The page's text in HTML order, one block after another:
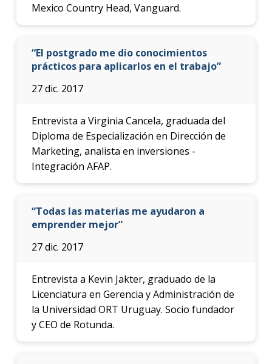
Mexico Country Head, Vanguard.
“El postgrado me dio conocimientos
prácticos para aplicarlos en el trabajo”
27 dic. 2017
Entrevista a Virginia Cancela, graduada del
Diploma de Especialización en Dirección de
Marketing, analista en inversiones -
Integración AFAP.
“Todas las materias me ayudaron a
emprender mejor”
27 dic. 2017
Entrevista a Kevin Jakter, graduado de la
Licenciatura en Gerencia y Administración de
la Universidad ORT Uruguay. Socio fundador
y CEO de Rotunda.